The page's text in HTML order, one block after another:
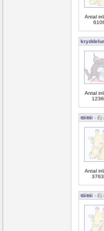
Antal
Antal
ttiittii - Ej
Antal
ttiittii - Ej